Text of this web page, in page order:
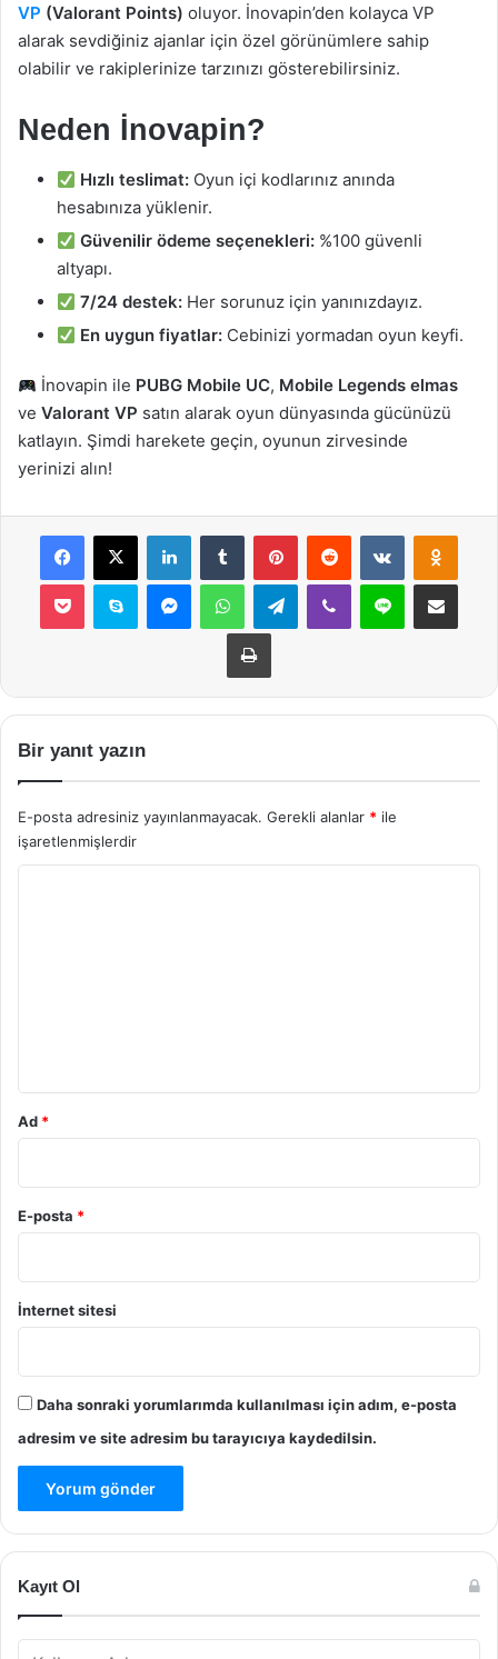
VP (Valorant Points) oluyor. İnovapin’den kolayca VP
alarak sevdiğiniz ajanlar için özel görünümlere sahip
olabilir ve rakiplerinize tarzınızı gösterebilirsiniz.
Neden İnovapin?
Hızlı teslimat: Oyun içi kodlarınız anında
hesabınıza yüklenir.
Güvenilir ödeme seçenekleri: %100 güvenli
altyapı.
7/24 destek: Her sorunuz için yanınızdayız.
En uygun fiyatlar: Cebinizi yormadan oyun keyfi.
İnovapin ile PUBG Mobile UC, Mobile Legends elmas
ve Valorant VP satın alarak oyun dünyasında gücünüzü
katlayın. Şimdi harekete geçin, oyunun zirvesinde
yerinizi alın!
Facebook
X LinkedInTumblr PinterestReddit VKontakte
Pocket Skype MessengerWhatsAppTelegramViber Line E-Posta ile
Yazdır
Bir yanıt yazın
E-posta adresiniz yayınlanmayacak. Gerekli alanlar * ile
işaretlenmişlerdir
Ad *
E-posta *
İnternet sitesi
Daha sonraki yorumlarımda kullanılması için adım, e-posta
adresim ve site adresim bu tarayıcıya kaydedilsin.
Kayıt Ol